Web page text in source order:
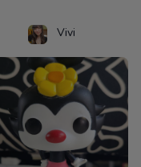
Vivi